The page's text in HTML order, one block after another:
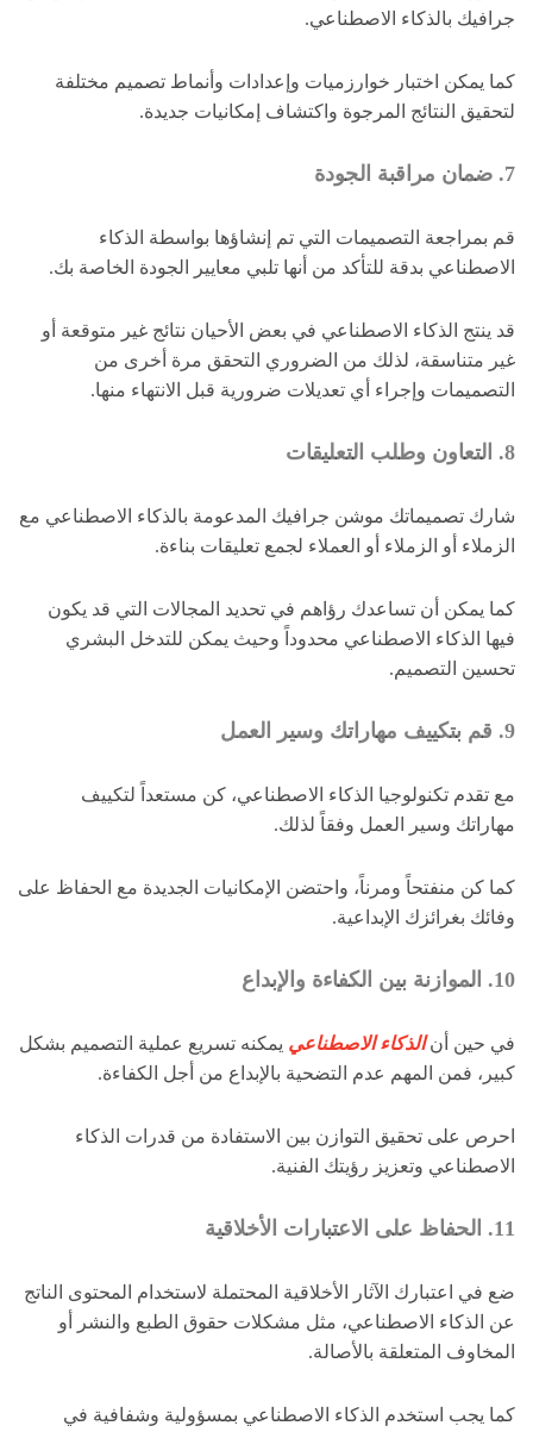
جرافيك بالذكاء الاصطناعي.
كما يمكن اختبار خوارزميات وإعدادات وأنماط تصميم مختلفة
لتحقيق النتائج المرجوة واكتشاف إمكانيات جديدة.
7. ضمان مراقبة الجودة
قم بمراجعة التصميمات التي تم إنشاؤها بواسطة الذكاء
الاصطناعي بدقة للتأكد من أنها تلبي معايير الجودة الخاصة بك.
قد ينتج الذكاء الاصطناعي في بعض الأحيان نتائج غير متوقعة أو
غير متناسقة، لذلك من الضروري التحقق مرة أخرى من
التصميمات وإجراء أي تعديلات ضرورية قبل الانتهاء منها.
8. التعاون وطلب التعليقات
شارك تصميماتك موشن جرافيك المدعومة بالذكاء الاصطناعي مع
الزملاء أو الزملاء أو العملاء لجمع تعليقات بناءة.
كما يمكن أن تساعدك رؤاهم في تحديد المجالات التي قد يكون
فيها الذكاء الاصطناعي محدوداً وحيث يمكن للتدخل البشري
تحسين التصميم.
9. قم بتكييف مهاراتك وسير العمل
مع تقدم تكنولوجيا الذكاء الاصطناعي، كن مستعداً لتكييف
مهاراتك وسير العمل وفقاً لذلك.
كما كن منفتحاً ومرناً، واحتضن الإمكانيات الجديدة مع الحفاظ على
وفائك بغرائزك الإبداعية.
10. الموازنة بين الكفاءة والإبداع
في حين أنالذكاء الاصطناعي يمكنه تسريع عملية التصميم بشكل
كبير، فمن المهم عدم التضحية بالإبداع من أجل الكفاءة.
احرص على تحقيق التوازن بين الاستفادة من قدرات الذكاء
الاصطناعي وتعزيز رؤيتك الفنية.
11. الحفاظ على الاعتبارات الأخلاقية
ضع في اعتبارك الآثار الأخلاقية المحتملة لاستخدام المحتوى الناتج
عن الذكاء الاصطناعي، مثل مشكلات حقوق الطبع والنشر أو
المخاوف المتعلقة بالأصالة.
كما يجب استخدم الذكاء الاصطناعي بمسؤولية وشفافية في